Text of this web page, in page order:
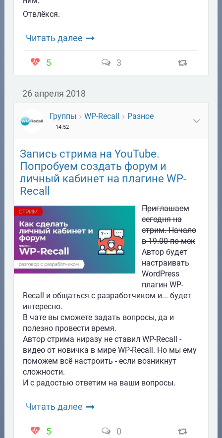
Отвлёкся.
Читать далее
5 3
26 апреля 2018
Группы WP-Recall Разное
14:52
Запись стрима на YouTube.
Попробуем создать форум и
личный кабинет на плагине WP-
Recall
Приглашаем
сегодня на
стрим. Начало
в 19.00 по мск
Автор будет
настраивать
WordPress
плагин WP-
Recall и общаться с разработчиком и... будет
интересно.
В чате вы сможете задать вопросы, да и
полезно провести время.
Автор стрима ниразу не ставил WP-Recall -
видео от новичка в мире WP-Recall. Но мы ему
поможем всё настроить - если возникнут
сложности.
И с радостью ответим на ваши вопросы.
Читать далее
5 0